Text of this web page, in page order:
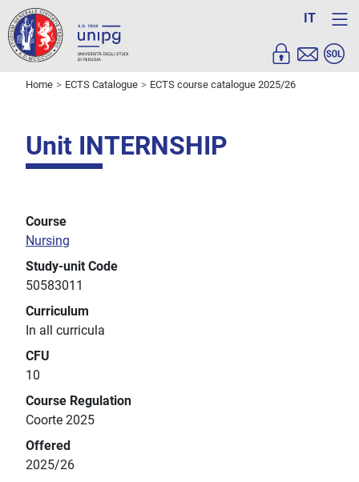
IT
Home ECTS Catalogue ECTS course catalogue 2025/26
Unit INTERNSHIP
Course
Nursing
Study-unit Code
50583011
Curriculum
In all curricula
CFU
10
Course Regulation
Coorte 2025
Offered
2025/26